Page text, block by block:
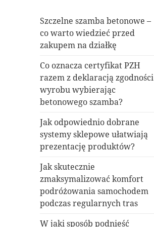
Szczelne szamba betonowe –
co warto wiedzieć przed
zakupem na działkę
Co oznacza certyfikat PZH
razem z deklaracją zgodności
wyrobu wybierając
betonowego szamba?
Jak odpowiednio dobrane
systemy sklepowe ułatwiają
prezentację produktów?
Jak skutecznie
zmaksymalizować komfort
podróżowania samochodem
podczas regularnych tras
W jaki sposób podnieść